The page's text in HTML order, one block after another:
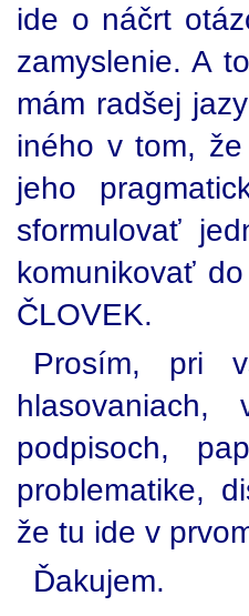
ide o náčrt
zamyslenie. A
mám radšej
iného v tom,
jeho
sformulovať
komunikovať
ČLOVEK.
Prosím, pri
hlasovaniach,
podpisoch,
problematike,
že tu ide v
Ďakujem.